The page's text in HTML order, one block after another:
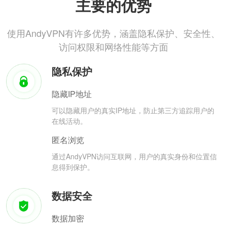
主要的优势
使用AndyVPN有许多优势，涵盖隐私保护、安全性、
访问权限和网络性能等方面
隐私保护
隐藏IP地址
可以隐藏用户的真实IP地址，防止第三方追踪用户的
在线活动。
匿名浏览
通过AndyVPN访问互联网，用户的真实身份和位置信
息得到保护。
数据安全
数据加密